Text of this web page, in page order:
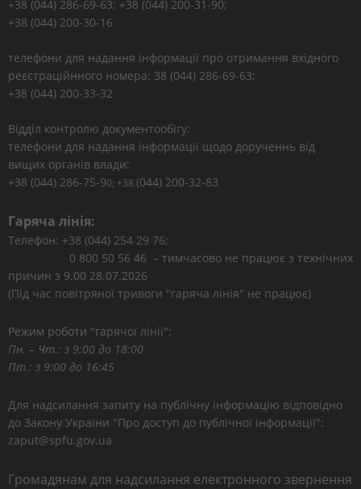
+38 (044) 286-69-63; +38 (044) 200-31-90;
+38 (044) 200-30-16
телефони для надання інформації про отримання вхідного
реєстраційнного номера: 38 (044) 286-69-63;
+38 (044) 200-33-32
Відділ контролю документообігу:
телефони для надання інформації щодо дорученнь від
вищих органів влади:
+38 (044) 286-75-90; +38 (044) 200-32-83
Гаряча лінія:
Телефон: +38 (044) 254 29 76;
0 800 50 56 46 – тимчасово не працює з технічних
причин з 9.00 28.07.2026
(Під час повітряної тривоги "гаряча лінія" не працює)
Режим роботи "гарячої лінії":
Пн. – Чт.: з 9:00 до 18:00
Пт.: з 9:00 до 16:45
Для надсилання запиту на публічну інформацію відповідно
до Закону України "Про доступ до публічної інформації":
zaput@spfu.gov.ua
Громадянам для надсилання електронного звернення